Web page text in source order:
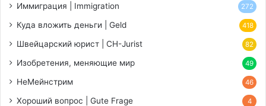
Иммиграция | Immigration 272
Куда вложить деньги | Geld 418
Швейцарский юрист | CH-Jurist 82
Изобретения, меняющие мир 49
НеМейнстрим 46
Хороший вопрос | Gute Frage 4